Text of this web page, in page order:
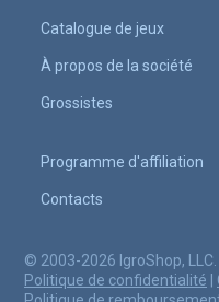
Catalogue de jeux
À propos de la société
Grossistes
Programme d'affiliation
Contacts
© 2003-2026 IgroShop,
Politique de confidentialité